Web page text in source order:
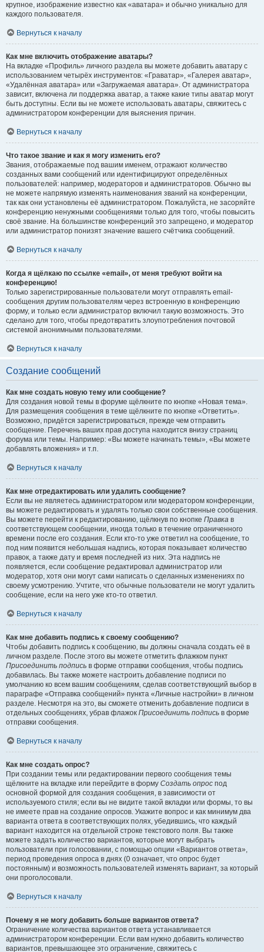
крупное, изображение известно как «аватара» и обычно уникально для
каждого пользователя.
Вернуться к началу
Как мне включить отображение аватары?
На вкладке «Профиль» личного раздела вы можете добавить аватару с
использованием четырёх инструментов: «Граватар», «Галерея аватар»,
«Удалённая аватара» или «Загружаемая аватара». От администратора
зависит, включена ли поддержка аватар, а также какие типы аватар могут
быть доступны. Если вы не можете использовать аватары, свяжитесь с
администратором конференции для выяснения причин.
Вернуться к началу
Что такое звание и как я могу изменить его?
Звания, отображаемые под вашим именем, отражают количество
созданных вами сообщений или идентифицируют определённых
пользователей: например, модераторов и администраторов. Обычно вы
не можете напрямую изменять наименования званий на конференции,
так как они установлены её администратором. Пожалуйста, не засоряйте
конференцию ненужными сообщениями только для того, чтобы повысить
своё звание. На большинстве конференций это запрещено, и модератор
или администратор понизят значение вашего счётчика сообщений.
Вернуться к началу
Когда я щёлкаю по ссылке «email», от меня требуют войти на
конференцию!
Только зарегистрированные пользователи могут отправлять email-
сообщения другим пользователям через встроенную в конференцию
форму, и только если администратор включил такую возможность. Это
сделано для того, чтобы предотвратить злоупотребления почтовой
системой анонимными пользователями.
Вернуться к началу
Создание сообщений
Как мне создать новую тему или сообщение?
Для создания новой темы в форуме щёлкните по кнопке «Новая тема».
Для размещения сообщения в теме щёлкните по кнопке «Ответить».
Возможно, придётся зарегистрироваться, прежде чем отправить
сообщение. Перечень ваших прав доступа находится внизу страниц
форума или темы. Например: «Вы можете начинать темы», «Вы можете
добавлять вложения» и т.п.
Вернуться к началу
Как мне отредактировать или удалить сообщение?
Если вы не являетесь администратором или модератором конференции,
вы можете редактировать и удалять только свои собственные сообщения.
Вы можете перейти к редактированию, щёлкнув по кнопке Правка в
соответствующем сообщении, иногда только в течение ограниченного
времени после его создания. Если кто-то уже ответил на сообщение, то
под ним появится небольшая надпись, которая показывает количество
правок, а также дату и время последней из них. Эта надпись не
появляется, если сообщение редактировал администратор или
модератор, хотя они могут сами написать о сделанных изменениях по
своему усмотрению. Учтите, что обычные пользователи не могут удалить
сообщение, если на него уже кто-то ответил.
Вернуться к началу
Как мне добавить подпись к своему сообщению?
Чтобы добавить подпись к сообщению, вы должны сначала создать её в
личном разделе. После этого вы можете отметить флажком пункт
Присоединить подпись в форме отправки сообщения, чтобы подпись
добавилась. Вы также можете настроить добавление подписи по
умолчанию ко всем вашим сообщениям, сделав соответствующий выбор в
параграфе «Отправка сообщений» пункта «Личные настройки» в личном
разделе. Несмотря на это, вы сможете отменить добавление подписи в
отдельных сообщениях, убрав флажок Присоединить подпись в форме
отправки сообщения.
Вернуться к началу
Как мне создать опрос?
При создании темы или редактировании первого сообщения темы
щёлкните на вкладке или перейдите в форму Создать опрос под
основной формой для создания сообщения, в зависимости от
используемого стиля; если вы не видите такой вкладки или формы, то вы
не имеете прав на создание опросов. Укажите вопрос и как минимум два
варианта ответа в соответствующих полях, убедившись, что каждый
вариант находится на отдельной строке текстового поля. Вы также
можете задать количество вариантов, которые могут выбрать
пользователи при голосовании, с помощью опции «Вариантов ответа»,
период проведения опроса в днях (0 означает, что опрос будет
постоянным) и возможность пользователей изменять вариант, за который
они проголосовали.
Вернуться к началу
Почему я не могу добавить больше вариантов ответа?
Ограничение количества вариантов ответа устанавливается
администратором конференции. Если вам нужно добавить количество
вариантов, превышающее это ограничение, свяжитесь с